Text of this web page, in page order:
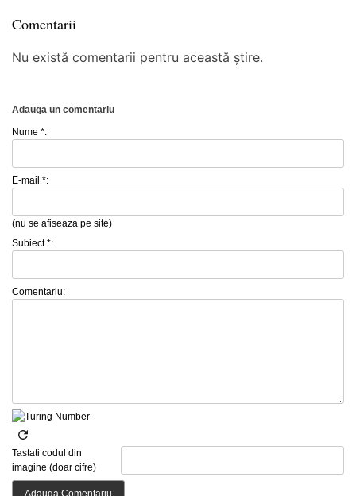
Comentarii
Nu există comentarii pentru această știre.
Adauga un comentariu
Nume *:
E-mail *:
(nu se afiseaza pe site)
Subiect *:
Comentariu:
Tastati codul din
imagine (doar cifre)